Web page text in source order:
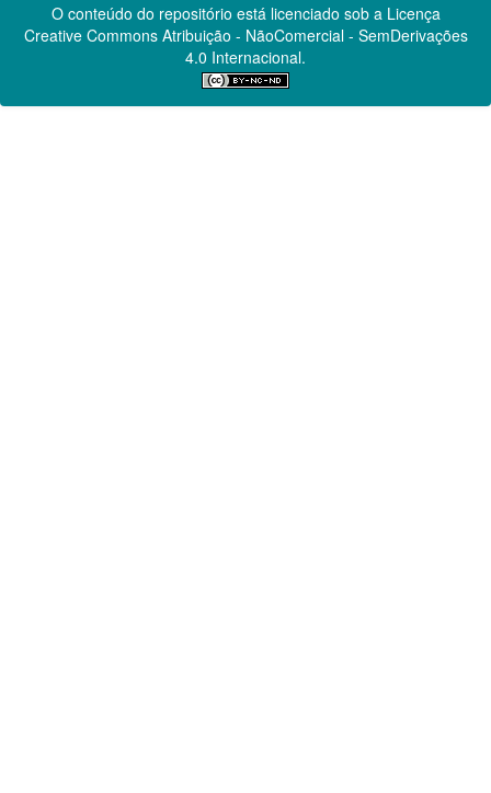
O conteúdo do repositório está licenciado sob a Licença
Creative CommonsAtribuição - NãoComercial - SemDerivações
4.0 Internacional.